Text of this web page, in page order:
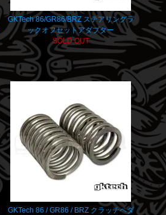
GKTech 86/GR86/BRZ ステアリングラ
ックオフセットアダプター
SOLD OUT
GKTech 86 / GR86 / BRZ クラッチペダ